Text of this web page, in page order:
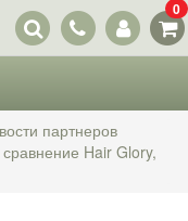
Наши
контакты
0
партнеров
Hair Glory,